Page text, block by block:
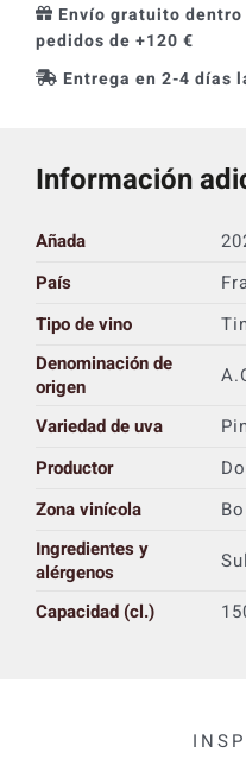
Envío gratuito
pedidos de +120 €
Entrega en 2-4 días
Información
Añada
País
Tipo de vino
Denominación de
origen
Variedad de uva
Productor
Zona vinícola
Ingredientes y
alérgenos
Capacidad (cl.)